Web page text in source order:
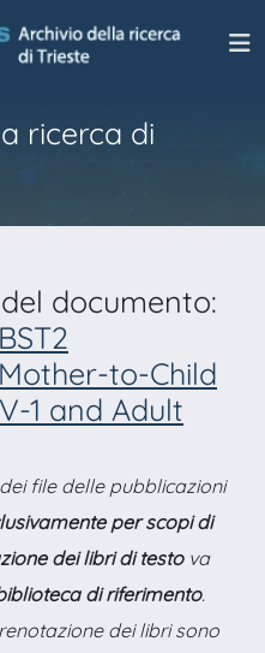
ricerca di
documento:
to-Child
1 and Adult
file delle pubblicazioni
per scopi di
dei libri di testova
di riferimento.
dei libri sono